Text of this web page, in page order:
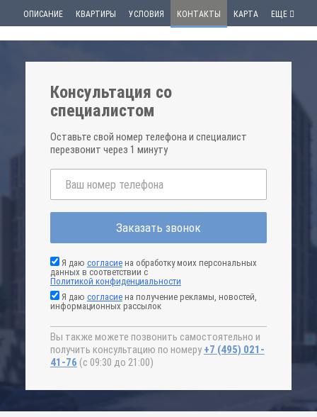
ОПИСАНИЕ КВАРТИРЫ УСЛОВИЯ КОНТАКТЫ КАРТА ЕЩЕ
Консультация со
специалистом
Оставьте свой номер телефона и специалист
перезвонит через 1 минуту
Заказать звонок
Я даю согласиена обработку моих персональных
данных в соответствии с
Политикой конфиденциальности
Я даю согласиена получение рекламы, новостей,
информационных рассылок
Вы также можете позвонить самостоятельно и
получить консультацию по номеру +7 (495) 021-
41-76 (с 09:30 до 21:00)